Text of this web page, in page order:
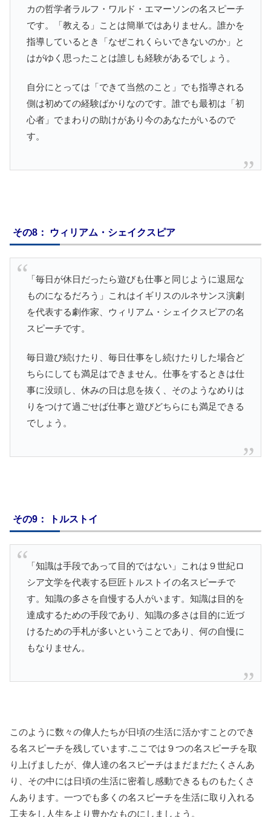
カの哲学者ラルフ・ワルド・エマーソンの名スピーチ
です。「教える」ことは簡単ではありません。誰かを
指導しているとき「なぜこれくらいできないのか」と
はがゆく思ったことは誰しも経験があるでしょう。
自分にとっては「できて当然のこと」でも指導される
側は初めての経験ばかりなのです。誰でも最初は「初
心者」でまわりの助けがあり今のあなたがいるので
す。
その8： ウィリアム・シェイクスピア
「毎日が休日だったら遊びも仕事と同じように退屈な
ものになるだろう」これはイギリスのルネサンス演劇
を代表する劇作家、ウィリアム・シェイクスピアの名
スピーチです。
毎日遊び続けたり、毎日仕事をし続けたりした場合ど
ちらにしても満足はできません。仕事をするときは仕
事に没頭し、休みの日は息を抜く、そのようなめりは
りをつけて過ごせば仕事と遊びどちらにも満足できる
でしょう。
その9： トルストイ
「知識は手段であって目的ではない」これは９世紀ロ
シア文学を代表する巨匠トルストイの名スピーチで
す。知識の多さを自慢する人がいます。知識は目的を
達成するための手段であり、知識の多さは目的に近づ
けるための手札が多いということであり、何の自慢に
もなりません。
このように数々の偉人たちが日頃の生活に活かすことのでき
る名スピーチを残しています.ここでは９つの名スピーチを取
り上げましたが、偉人達の名スピーチはまだまだたくさんあ
り、その中には日頃の生活に密着し感動できるものもたくさ
んあります。一つでも多くの名スピーチを生活に取り入れる
工夫をし人生をより豊かなものにしましょう。